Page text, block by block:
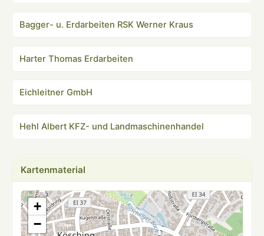
Bagger- u. Erdarbeiten RSK Werner Kraus
Harter Thomas Erdarbeiten
Eichleitner GmbH
Hehl Albert KFZ- und Landmaschinenhandel
Kartenmaterial
+
−